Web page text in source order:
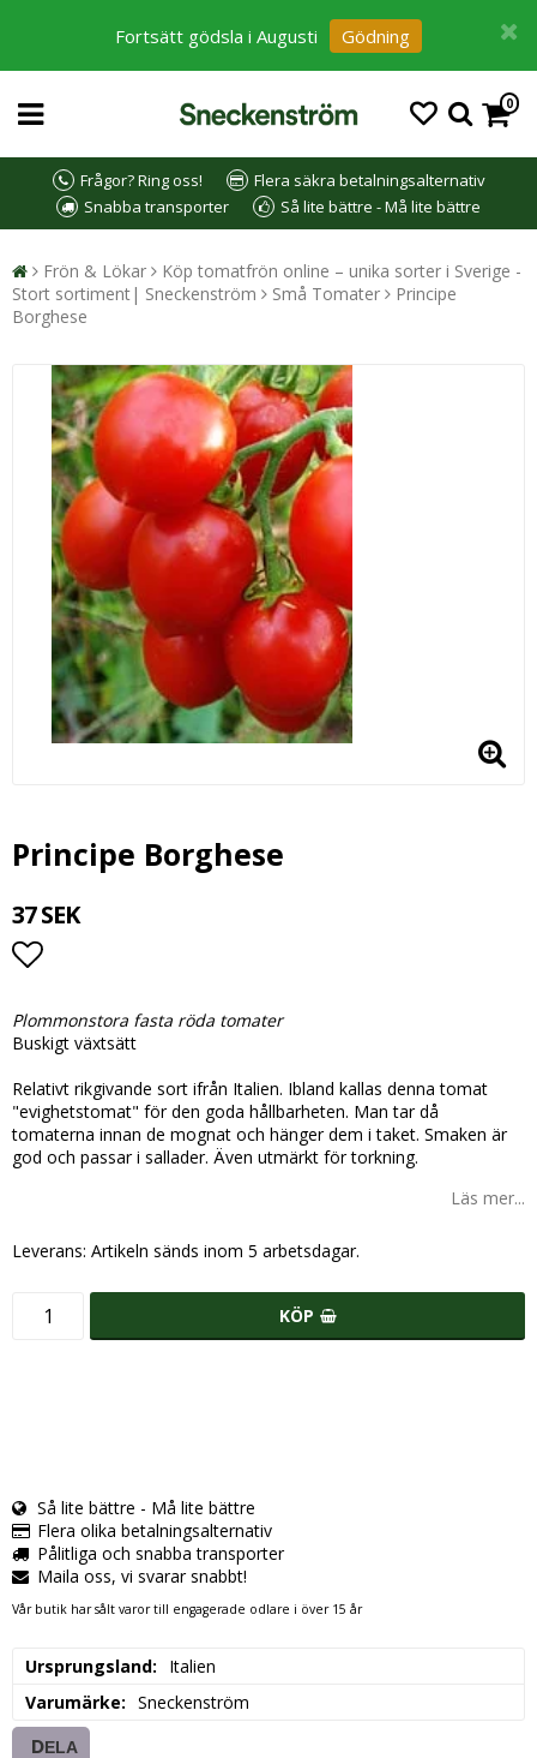
Fortsätt gödsla i Augusti Gödning
0
Frågor? Ring oss!
Flera säkra betalningsalternativ
Snabba transporter
Så lite bättre - Må lite bättre
Frön & Lökar
Köp tomatfrön online – unika sorter i Sverige -
Stort sortiment| Sneckenström
Små Tomater
Principe
Borghese
Principe Borghese
37 SEK
Plommonstora fasta röda tomater
Buskigt växtsätt
Relativt rikgivande sort ifrån Italien. Ibland kallas denna tomat
"evighetstomat" för den goda hållbarheten. Man tar då
tomaterna innan de mognat och hänger dem i taket. Smaken är
god och passar i sallader. Även utmärkt för torkning.
Läs mer...
Leverans: Artikeln sänds inom 5 arbetsdagar.
KÖP
Så lite bättre - Må lite bättre
Flera olika betalningsalternativ
Pålitliga och snabba transporter
Maila oss, vi svarar snabbt!
Vår butik har sålt varor till engagerade odlare i över 15 år
Ursprungsland
Italien
Varumärke
Sneckenström
DELA